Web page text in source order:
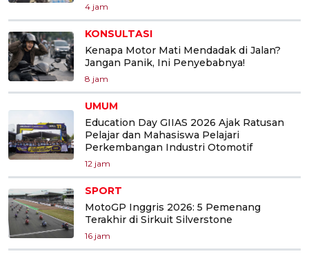
4 jam
KONSULTASI
Kenapa Motor Mati Mendadak di Jalan?
Jangan Panik, Ini Penyebabnya!
8 jam
UMUM
Education Day GIIAS 2026 Ajak Ratusan
Pelajar dan Mahasiswa Pelajari
Perkembangan Industri Otomotif
12 jam
SPORT
MotoGP Inggris 2026: 5 Pemenang
Terakhir di Sirkuit Silverstone
16 jam